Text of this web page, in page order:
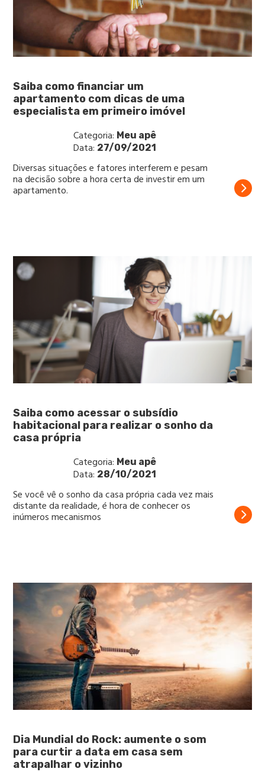
Saiba como financiar um
apartamento com dicas de uma
especialista em primeiro imóvel
Categoria: Meu apê
Data: 27/09/2021
Diversas situações e fatores interferem e pesam
na decisão sobre a hora certa de investir em um
apartamento.
Saiba como acessar o subsídio
habitacional para realizar o sonho da
casa própria
Categoria: Meu apê
Data: 28/10/2021
Se você vê o sonho da casa própria cada vez mais
distante da realidade, é hora de conhecer os
inúmeros mecanismos
Dia Mundial do Rock: aumente o som
para curtir a data em casa sem
atrapalhar o vizinho